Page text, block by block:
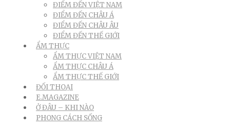
ĐIỂM ĐẾN VIỆT NAM
ĐIỂM ĐẾN CHÂU Á
ĐIỂM ĐẾN CHÂU ÂU
ĐIỂM ĐẾN THẾ GIỚI
ẨM THỰC
ẨM THỰC VIỆT NAM
ẨM THỰC CHÂU Á
ẨM THỰC THẾ GIỚI
ĐỐI THOẠI
E.MAGAZINE
Ở ĐÂU – KHI NÀO
PHONG CÁCH SỐNG